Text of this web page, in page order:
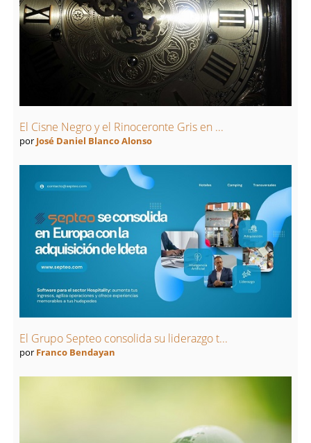
El Cisne Negro y el Rinoceronte Gris en ...
por José Daniel Blanco Alonso
El Grupo Septeo consolida su liderazgo t...
por Franco Bendayan